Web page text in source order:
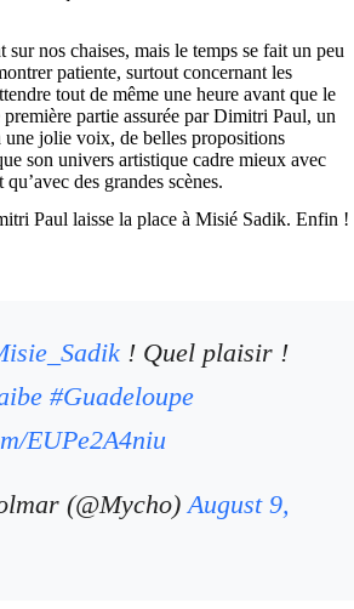
sur nos chaises, mais le temps se fait un peu
patiente, surtout concernant les
tout de même une heure avant que le
partie assurée par Dimitri Paul, un
une jolie voix, de belles propositions
son univers artistique cadre mieux avec
des grandes scènes.
Paul laisse la place à Misié Sadik. Enfin !
! Quel plaisir !
#Guadeloupe
EUPe2A4niu
(@Mycho)August 9,